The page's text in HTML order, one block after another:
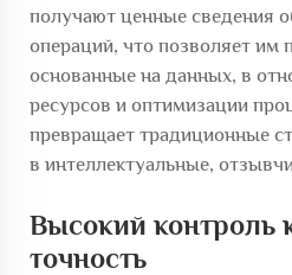
получают ценные сведения
операций, что позволяет им
основанные на данных, в
ресурсов и оптимизации
превращает традиционные
в интеллектуальные,
Высокий контроль
точность